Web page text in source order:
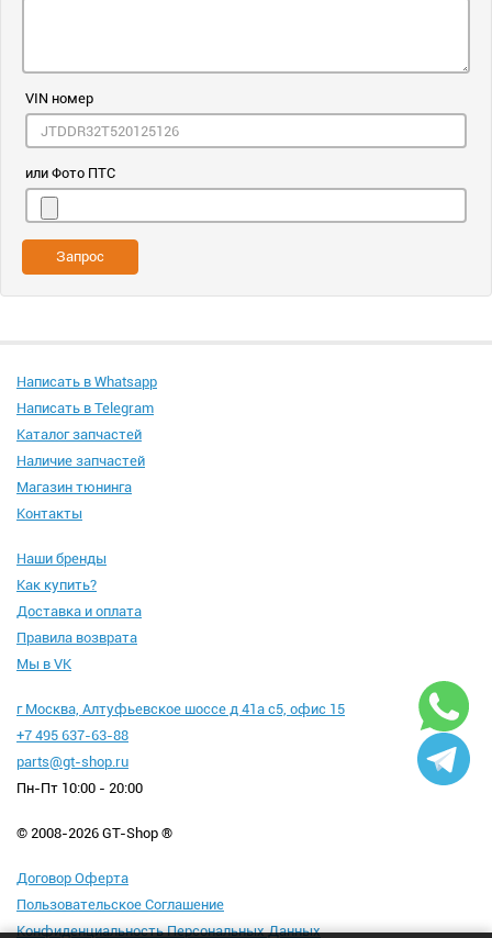
VIN номер
или Фото ПТС
Запрос
Написать в Whatsapp
Написать в Telegram
Каталог запчастей
Наличие запчастей
Магазин тюнинга
Контакты
Наши бренды
Как купить?
Доставка и оплата
Правила возврата
Мы в VK
г Москва, Алтуфьевское шоссе д 41а с5, офис 15
+7 495 637-63-88
parts@gt-shop.ru
Пн-Пт 10:00 - 20:00
© 2008-2026 GT-Shop ®
Договор Оферта
Пользовательское Соглашение
Конфиденциальность Персональных Данных